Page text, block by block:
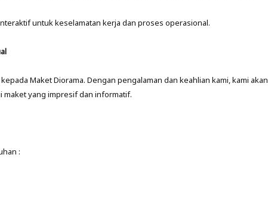
untuk keselamatan kerja dan proses operasional.
Maket Diorama. Dengan pengalaman dan keahlian kami, kami akan
yang impresif dan informatif.
: